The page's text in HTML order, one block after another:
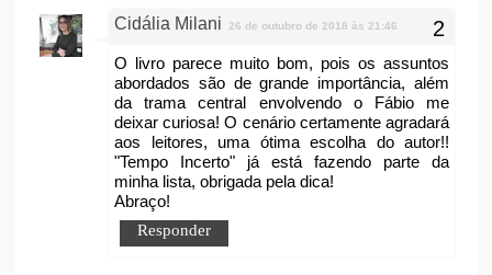
Cidália Milani 26 de outubro de 2018 às 21:46
O livro parece muito bom, pois os assuntos
abordados são de grande importância, além
da trama central envolvendo o Fábio me
deixar curiosa! O cenário certamente agradará
aos leitores, uma ótima escolha do autor!!
"Tempo Incerto" já está fazendo parte da
minha lista, obrigada pela dica!
Abraço!
Responder